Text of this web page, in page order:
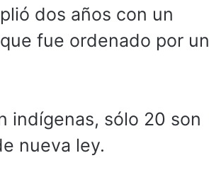
dos años con un
fue ordenado por un
indígenas, sólo 20 son
nueva ley.